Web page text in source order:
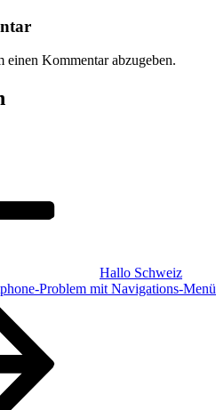
einen Kommentar abzugeben.
Hallo Schweiz
Problem mit Navigations-Menü